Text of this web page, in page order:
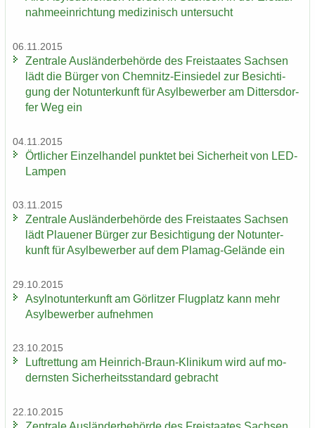
nah­me­ein­rich­tung me­di­zi­nisch un­ter­sucht
06.11.2015
Zen­tra­le Aus­län­der­be­hör­de des Frei­staa­tes Sach­sen
lädt die Bür­ger von Chemnitz-​Einsiedel zur Be­sich­ti­
gung der Not­un­ter­kunft für Asyl­be­wer­ber am Dit­ters­dor­
fer Weg ein
04.11.2015
Ört­li­cher Ein­zel­han­del punk­tet bei Si­cher­heit von LED-​
Lampen
03.11.2015
Zen­tra­le Aus­län­der­be­hör­de des Frei­staa­tes Sach­sen
lädt Plaue­ner Bür­ger zur Be­sich­ti­gung der Not­un­ter­
kunft für Asyl­be­wer­ber auf dem Plamag-​Gelände ein
29.10.2015
Asyl­not­un­ter­kunft am Gör­lit­zer Flug­platz kann mehr
Asyl­be­wer­ber auf­neh­men
23.10.2015
Luft­ret­tung am Heinrich-​Braun-Klinikum wird auf mo­
derns­ten Si­cher­heits­stan­dard ge­bracht
22.10.2015